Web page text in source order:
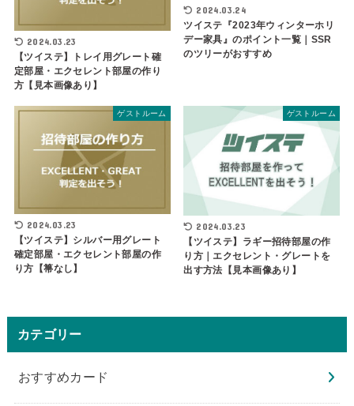
2024.03.23
【ツイステ】トレイ用グレート確
定部屋・エクセレント部屋の作り
方【見本画像あり】
2024.03.24
ツイステ『2023年ウィンターホリ
デー家具』のポイント一覧｜SSR
のツリーがおすすめ
ゲストルーム
2024.03.23
【ツイステ】シルバー用グレート
確定部屋・エクセレント部屋の作
り方【箒なし】
ゲストルーム
2024.03.23
【ツイステ】ラギー招待部屋の作
り方｜エクセレント・グレートを
出す方法【見本画像あり】
カテゴリー
おすすめカード